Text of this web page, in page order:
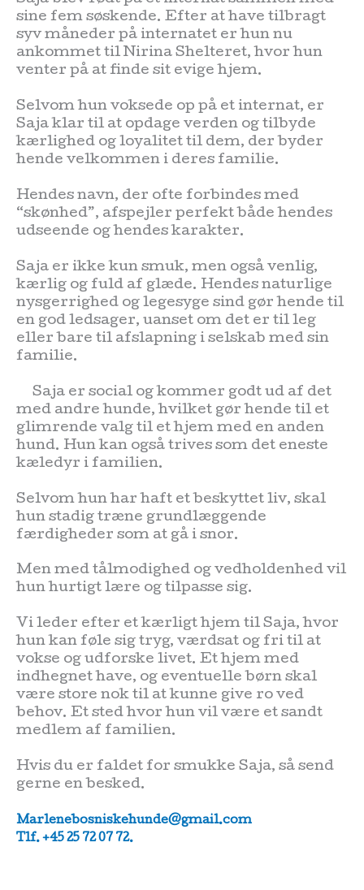
sine fem søskende. Efter at have tilbragt
syv måneder på internatet er hun nu
ankommet til Nirina Shelteret, hvor hun
venter på at finde sit evige hjem.
Selvom hun voksede op på et internat, er
Saja klar til at opdage verden og tilbyde
kærlighed og loyalitet til dem, der byder
hende velkommen i deres familie.
Hendes navn, der ofte forbindes med
“skønhed”, afspejler perfekt både hendes
udseende og hendes karakter.
Saja er ikke kun smuk, men også venlig,
kærlig og fuld af glæde. Hendes naturlige
nysgerrighed og legesyge sind gør hende til
en god ledsager, uanset om det er til leg
eller bare til afslapning i selskab med sin
familie.
Saja er social og kommer godt ud af det
med andre hunde, hvilket gør hende til et
glimrende valg til et hjem med en anden
hund. Hun kan også trives som det eneste
kæledyr i familien.
Selvom hun har haft et beskyttet liv, skal
hun stadig træne grundlæggende
færdigheder som at gå i snor.
Men med tålmodighed og vedholdenhed vil
hun hurtigt lære og tilpasse sig.
Vi leder efter et kærligt hjem til Saja, hvor
hun kan føle sig tryg, værdsat og fri til at
vokse og udforske livet. Et hjem med
indhegnet have, og eventuelle børn skal
være store nok til at kunne give ro ved
behov. Et sted hvor hun vil være et sandt
medlem af familien.
Hvis du er faldet for smukke Saja, så send
gerne en besked.
Marlenebosniskehunde@gmail.com
Tlf. +45 25 72 07 72.